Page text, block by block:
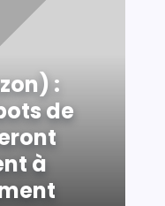
:
de
à